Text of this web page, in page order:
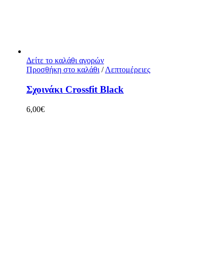
Δείτε το καλάθι αγορών
Προσθήκη στο καλάθι/Λεπτομέρειες
Σχοινάκι Crossfit Black
6,00€